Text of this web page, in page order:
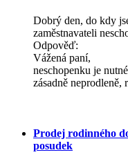
Dobrý den, do kdy
zaměstnavateli
Odpověď:
Vážená paní,
neschopenku je
zásadně neprodleně,
Prodej rodinného
posudek